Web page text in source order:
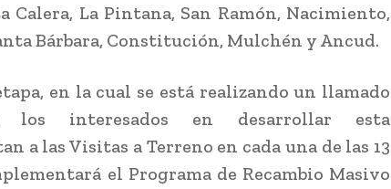
Calera, La Pintana, San Ramón, Nacimiento,
Bárbara, Constitución, Mulchén y Ancud.
en la cual se está realizando un llamado
los interesados en desarrollar esta
a las Visitas a Terreno en cada una de las 13
el Programa de Recambio Masivo